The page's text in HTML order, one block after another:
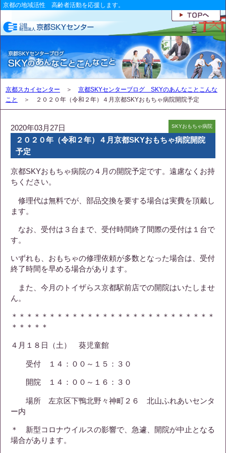
京都の地域活性 高齢者活動を応援します。
京都スカイセンター ＞ 京都SKYセンターブログ SKYのあんなことこんな
こと
＞ ２０２０年（令和２年）４月京都SKYおもちゃ病院開院予定
2020年03月27日 SKYおもちゃ病院
２０２０年（令和２年）４月京都SKYおもちゃ病院開院
予定
京都SKYおもちゃ病院の４月の開院予定です。遠慮なくお持
ちください。
修理代は無料でが、部品交換を要する場合は実費を頂戴し
ます。
なお、受付は３台まで、受付時間終了間際の受付は１台で
す。
いずれも、おもちゃの修理依頼が多数となった場合は、受付
終了時間を早める場合があります。
また、今月のトイザらス京都駅前店での開院はいたしませ
ん。
＊＊＊＊＊＊＊＊＊＊＊＊＊＊＊＊＊＊＊＊＊＊＊＊＊＊＊
＊＊＊＊＊
４月１８日（土） 葵児童館
受付 １４：００～１５：３０
開院 １４：００～１６：３０
場所 左京区下鴨北野々神町２６ 北山ふれあいセンタ
ー内
＊ 新型コロナウイルスの影響で、急遽、開院が中止となる
場合があります。